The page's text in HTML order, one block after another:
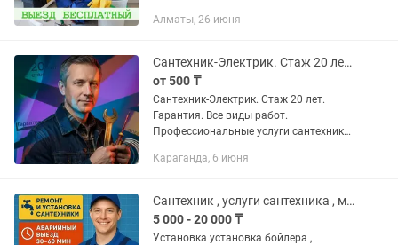
Вы получаете Выгоду и гарантии: 1.
Алматы, 26 июня
Сантехник-Электрик. Стаж 20 лет. Гарантия. Все виды работ.
от 500 ₸
Сантехник-Электрик. Стаж 20 лет.
Гарантия. Все виды работ.
Профессиональные услуги сантехника
работы любой сложности — от замены
Караганда, 6 июня
Сантехник , услуги сантехника , мелкосрочный ремонт
5 000 - 20 000 ₸
Установка установка бойлера ,